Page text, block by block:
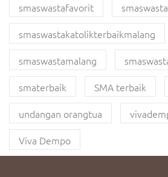
smaswastafavorit
smaswastakatolikterbaikmalang
smaswastamalang
smaterbaik
SMA terbaik
undangan orangtua
Viva Dempo